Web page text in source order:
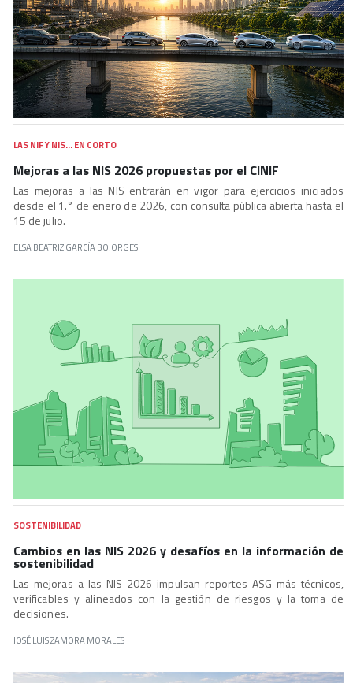
LAS NIF Y NIS… EN CORTO
Mejoras a las NIS 2026 propuestas por el CINIF
Las mejoras a las NIS entrarán en vigor para ejercicios iniciados
desde el 1.° de enero de 2026, con consulta pública abierta hasta el
15 de julio.
ELSA BEATRIZ GARCÍA BOJORGES
SOSTENIBILIDAD
Cambios en las NIS 2026 y desafíos en la información de
sostenibilidad
Las mejoras a las NIS 2026 impulsan reportes ASG más técnicos,
verificables y alineados con la gestión de riesgos y la toma de
decisiones.
JOSÉ LUIS ZAMORA MORALES